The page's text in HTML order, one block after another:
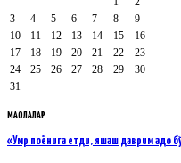
3
4 5 6 7 8
9
10
11 12 13 14 15
16
17
18 19 20 21 22
23
24
25 26 27 28 29
30
31
МАҚОЛАЛАР
«Умр поёнига етди, яшаш даврим адо